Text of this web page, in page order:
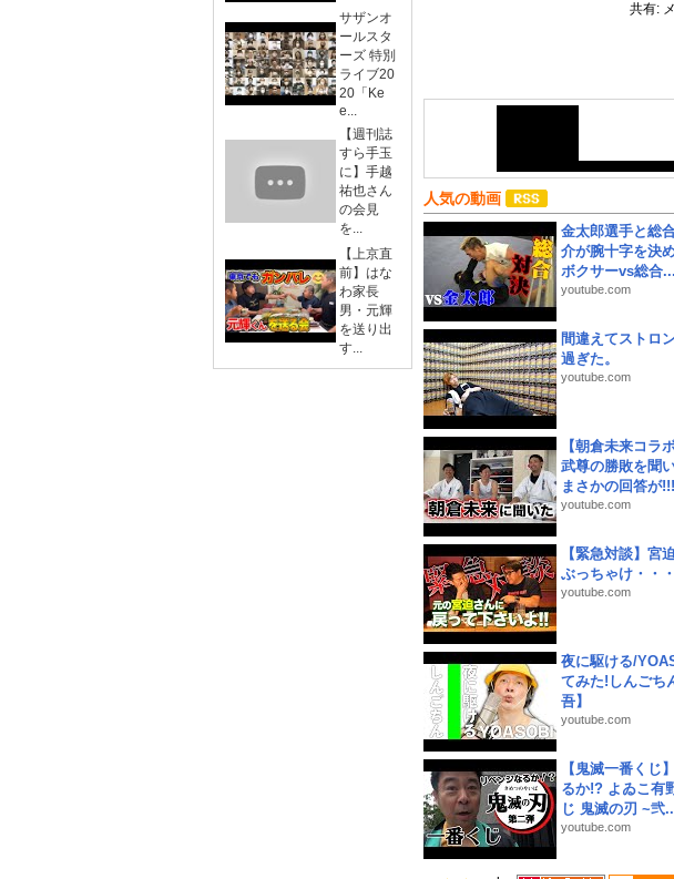
サザンオ
ールスタ
ーズ 特別
ライブ20
20「Ke
e...
【週刊誌
すら手玉
に】手越
祐也さん
の会見
を...
【上京直
前】はな
わ家長
男・元輝
を送り出
す...
共有:
人気の動画
金太郎選手と総
介が腕十字を決
ボクサーvs総合...
youtube.com
間違えてストロ
過ぎた。
youtube.com
【朝倉未来コラ
武尊の勝敗を聞
まさかの回答が!!!
youtube.com
【緊急対談】宮
ぶっちゃけ・・
youtube.com
夜に駆ける/
てみた!しんごち
吾】
youtube.com
【鬼滅一番くじ
るか!? よゐこ有
じ 鬼滅の刃 ~弐
youtube.com